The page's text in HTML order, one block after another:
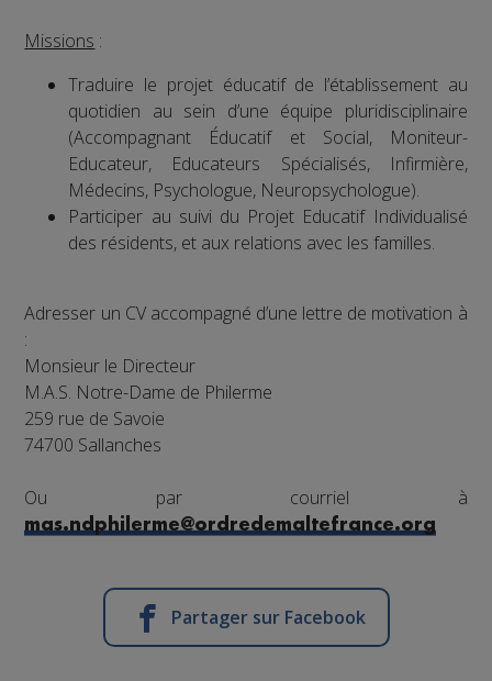
Missions :
Traduire le projet éducatif de l’établissement au
quotidien au sein d’une équipe pluridisciplinaire
(Accompagnant Éducatif et Social, Moniteur-
Educateur, Educateurs Spécialisés, Infirmière,
Médecins, Psychologue, Neuropsychologue).
Participer au suivi du Projet Educatif Individualisé
des résidents, et aux relations avec les familles.
Adresser un CV accompagné d’une lettre de motivation à
:
Monsieur le Directeur
M.A.S. Notre-Dame de Philerme
259 rue de Savoie
74700 Sallanches
Ou par courriel à
mas.ndphilerme@ordredemaltefrance.org
Partager sur Facebook